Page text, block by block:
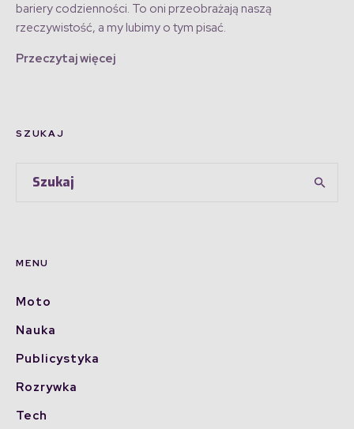
bariery codzienności. To oni przeobrażają naszą
rzeczywistość, a my lubimy o tym pisać.
Przeczytaj więcej
SZUKAJ
MENU
Moto
Nauka
Publicystyka
Rozrywka
Tech